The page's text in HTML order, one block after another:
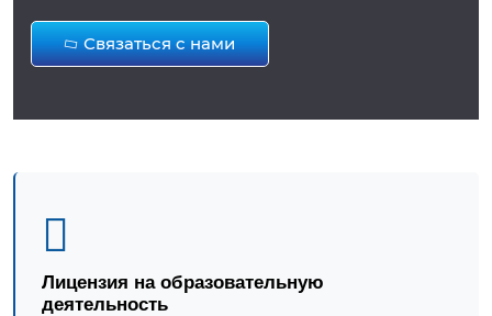
Связаться с нами
Лицензия на образовательную
деятельность